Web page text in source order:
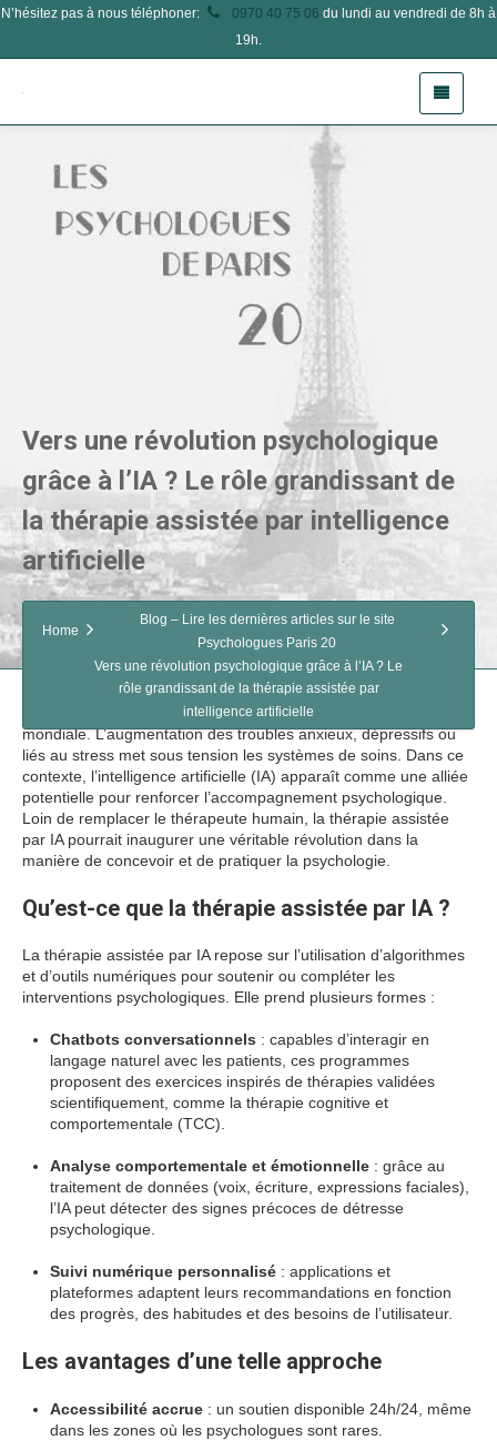
N’hésitez pas à nous téléphoner: 0970 40 75 06 du lundi au vendredi de 8h à
19h.
Vers une révolution psychologique
grâce à l’IA ? Le rôle grandissant de
la thérapie assistée par intelligence
artificielle
Home
Blog – Lire les dernières articles sur le site
Psychologues Paris 20
Vers une révolution psychologique grâce à l’IA ? Le
rôle grandissant de la thérapie assistée par
intelligence artificielle
La santé mentale est devenue un enjeu prioritaire à l’échelle
mondiale. L’augmentation des troubles anxieux, dépressifs ou
liés au stress met sous tension les systèmes de soins. Dans ce
contexte, l’intelligence artificielle (IA) apparaît comme une alliée
potentielle pour renforcer l’accompagnement psychologique.
Loin de remplacer le thérapeute humain, la thérapie assistée
par IA pourrait inaugurer une véritable révolution dans la
manière de concevoir et de pratiquer la psychologie.
Qu’est-ce que la thérapie assistée par IA ?
La thérapie assistée par IA repose sur l’utilisation d’algorithmes
et d’outils numériques pour soutenir ou compléter les
interventions psychologiques. Elle prend plusieurs formes :
Chatbots conversationnels : capables d’interagir en
langage naturel avec les patients, ces programmes
proposent des exercices inspirés de thérapies validées
scientifiquement, comme la thérapie cognitive et
comportementale (TCC).
Analyse comportementale et émotionnelle : grâce au
traitement de données (voix, écriture, expressions faciales),
l’IA peut détecter des signes précoces de détresse
psychologique.
Suivi numérique personnalisé : applications et
plateformes adaptent leurs recommandations en fonction
des progrès, des habitudes et des besoins de l’utilisateur.
Les avantages d’une telle approche
Accessibilité accrue : un soutien disponible 24h/24, même
dans les zones où les psychologues sont rares.